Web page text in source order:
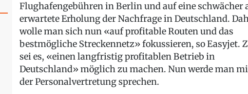
Flughafengebühren in Berlin und auf eine schwächer
erwartete Erholung der Nachfrage in Deutschland.
wolle man sich nun «auf profitable Routen und das
bestmögliche Streckennetz» fokussieren, so Easyjet.
sei es, «einen langfristig profitablen Betrieb in
Deutschland» möglich zu machen. Nun werde man
der Personalvertretung sprechen.